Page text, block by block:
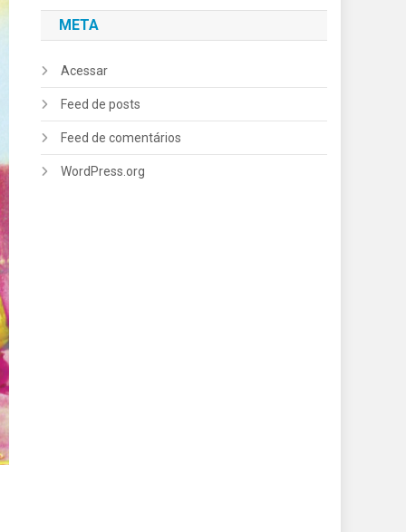
META
Acessar
Feed de posts
Feed de comentários
WordPress.org